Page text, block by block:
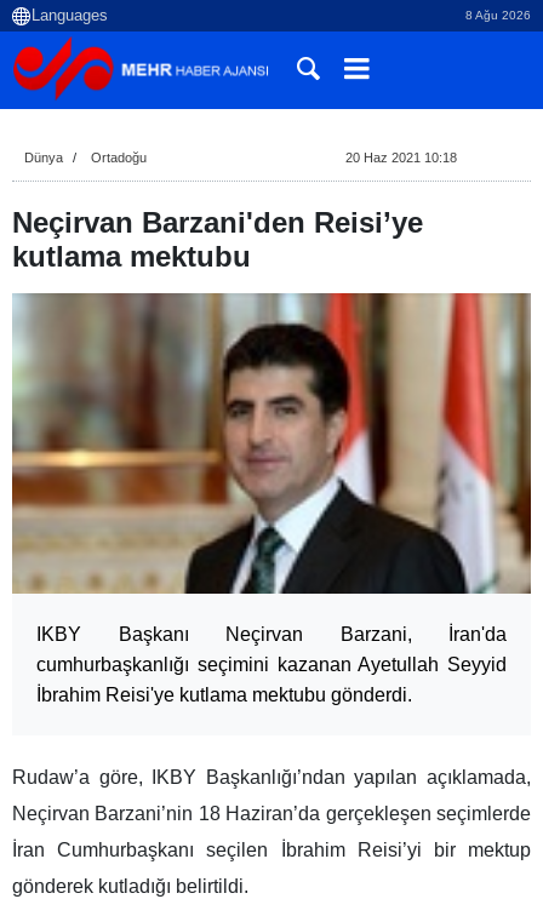
8 Ağu 2026
Dünya Ortadoğu 20 Haz 2021 10:18
Neçirvan Barzani'den Reisi’ye
kutlama mektubu
IKBY Başkanı Neçirvan Barzani, İran'da
cumhurbaşkanlığı seçimini kazanan Ayetullah Seyyid
İbrahim Reisi'ye kutlama mektubu gönderdi.
Rudaw’a göre, IKBY Başkanlığı’ndan yapılan açıklamada,
Neçirvan Barzani’nin 18 Haziran’da gerçekleşen seçimlerde
İran Cumhurbaşkanı seçilen İbrahim Reisi’yi bir mektup
gönderek kutladığı belirtildi.